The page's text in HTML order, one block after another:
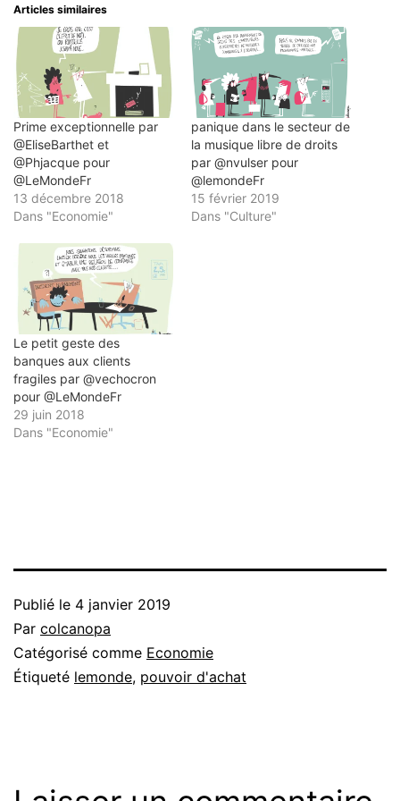
un
ami(ouvre
dans
une
nouvelle
fenêtre)
nouvelle
fenêtre)
Articles similaires
Prime exceptionnelle par
@EliseBarthet et
@Phjacque pour
@LeMondeFr
13 décembre 2018
Dans "Economie"
panique dans le secteur de
la musique libre de droits
par @nvulser pour
@lemondeFr
15 février 2019
Dans "Culture"
Le petit geste des
banques aux clients
fragiles par @vechocron
pour @LeMondeFr
29 juin 2018
Dans "Economie"
Publié le 4 janvier 2019
Par colcanopa
Catégorisé comme Economie
Étiqueté lemonde, pouvoir d'achat